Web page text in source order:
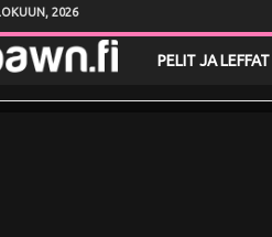
2026
e
PELIT JA